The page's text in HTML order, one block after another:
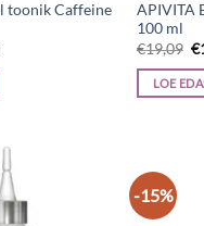
toonik Caffeine
APIVITA
100 ml
€19,09 €
LOE
-15%